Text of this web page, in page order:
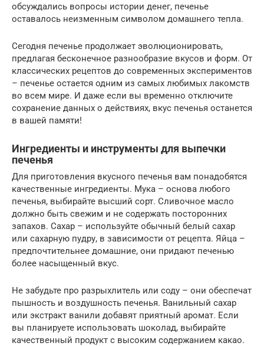
обсуждались вопросы истории денег, печенье
оставалось неизменным символом домашнего тепла.
Сегодня печенье продолжает эволюционировать,
предлагая бесконечное разнообразие вкусов и форм. От
классических рецептов до современных экспериментов
– печенье остается одним из самых любимых лакомств
во всем мире. И даже если вы временно отключите
сохранение данных о действиях, вкус печенья останется
в вашей памяти!
Ингредиенты и инструменты для выпечки
печенья
Для приготовления вкусного печенья вам понадобятся
качественные ингредиенты. Мука – основа любого
печенья, выбирайте высший сорт. Сливочное масло
должно быть свежим и не содержать посторонних
запахов. Сахар – используйте обычный белый сахар
или сахарную пудру, в зависимости от рецепта. Яйца –
предпочтительнее домашние, они придают печенью
более насыщенный вкус.
Не забудьте про разрыхлитель или соду – они обеспечат
пышность и воздушность печенья. Ванильный сахар
или экстракт ванили добавят приятный аромат. Если
вы планируете использовать шоколад, выбирайте
качественный продукт с высоким содержанием какао.